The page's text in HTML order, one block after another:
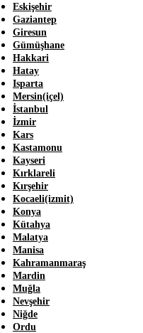
Eskişehir
Gaziantep
Giresun
Gümüşhane
Hakkari
Hatay
Isparta
Mersin(içel)
İstanbul
İzmir
Kars
Kastamonu
Kayseri
Kırklareli
Kırşehir
Kocaeli(izmit)
Konya
Kütahya
Malatya
Manisa
Kahramanmaraş
Mardin
Muğla
Nevşehir
Niğde
Ordu